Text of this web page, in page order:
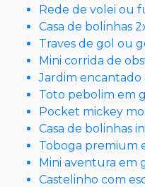
Rede de volei ou
Casa de bolinhas
Traves de gol ou
Mini corrida de
Jardim encantado
Toto pebolim em
Pocket mickey
Casa de bolinhas
Toboga premium
Mini aventura em
Castelinho com